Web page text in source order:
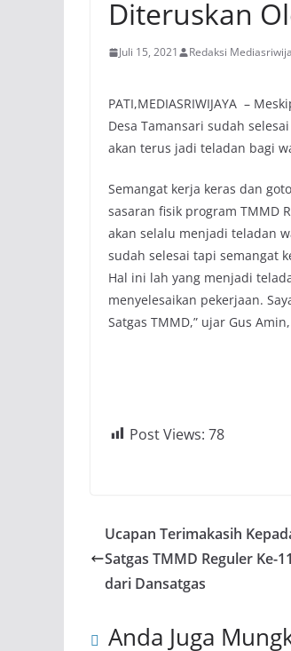
Diteruskan
Juli 15, 2021 Redaksi
PATI,MEDIASRIWIJAYA –
Desa Tamansari sudah
akan terus jadi teladan bagi
Semangat kerja keras dan
sasaran fisik program TMMD
akan selalu menjadi teladan
sudah selesai tapi semangat
Hal ini lah yang menjadi
menyelesaikan pekerjaan.
Satgas TMMD,” ujar Gus
Post Views: 78
Ucapan Terimakasih
Satgas TMMD Reguler Ke-
dari Dansatgas
Anda Juga